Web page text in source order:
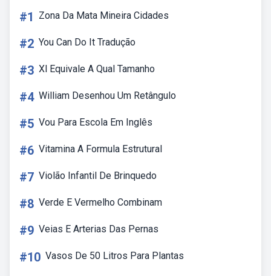
#1 Zona Da Mata Mineira Cidades
#2 You Can Do It Tradução
#3 Xl Equivale A Qual Tamanho
#4 William Desenhou Um Retângulo
#5 Vou Para Escola Em Inglês
#6 Vitamina A Formula Estrutural
#7 Violão Infantil De Brinquedo
#8 Verde E Vermelho Combinam
#9 Veias E Arterias Das Pernas
#10 Vasos De 50 Litros Para Plantas